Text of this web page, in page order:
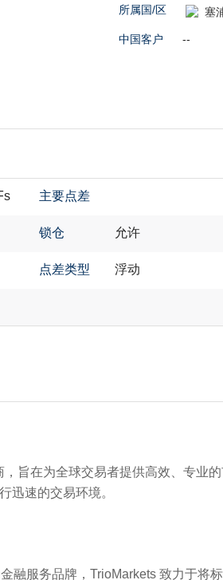
所属国/区 塞
中国客户 --
主要点差
锁仓 允许
点差类型 浮动
旨在为全球交易者提供高效、专业
迅速的交易环境。
融服务品牌，TrioMarkets 致力于将